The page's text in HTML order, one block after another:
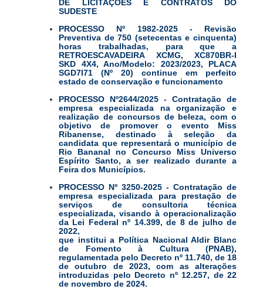
DE LICITAÇÕES E CONTRATOS DO
SUDESTE
PROCESSO Nº 1982-2025 - Revisão
Preventiva de 750 (setecentas e cinquenta)
horas trabalhadas, para que a
RETROESCAVADEIRA XCMG, XC870BR-I
SKD 4X4, Ano/Modelo: 2023/2023, PLACA
SGD7I71 (Nº 20) continue em perfeito
estado de conservação e funcionamento
PROCESSO Nº2644/2025 - Contratação de
empresa especializada na organização e
realização de concursos de beleza, com o
objetivo de promover o evento Miss
Ribanense, destinado à seleção da
candidata que representará o município de
Rio Bananal no Concurso Miss Universo
Espírito Santo, a ser realizado durante a
Feira dos Municípios.
PROCESSO Nº 3250-2025 - Contratação de
empresa especializada para prestação de
serviços de consultoria técnica
especializada, visando à operacionalização
da Lei Federal nº 14.399, de 8 de julho de
2022,
que institui a Política Nacional Aldir Blanc
de Fomento à Cultura (PNAB),
regulamentada pelo Decreto nº 11.740, de 18
de outubro de 2023, com as alterações
introduzidas pelo Decreto nº 12.257, de 22
de novembro de 2024.